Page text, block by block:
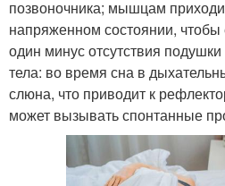
позвоночника; мышцам
напряженном состоянии,
один минус отсутствия
тела: во время сна в
слюна, что приводит к
может вызывать спонтанные